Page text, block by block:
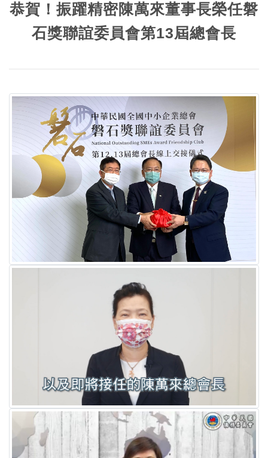
恭賀！振躍精密陳萬來董事長榮任磐
石獎聯誼委員會第13屆總會長